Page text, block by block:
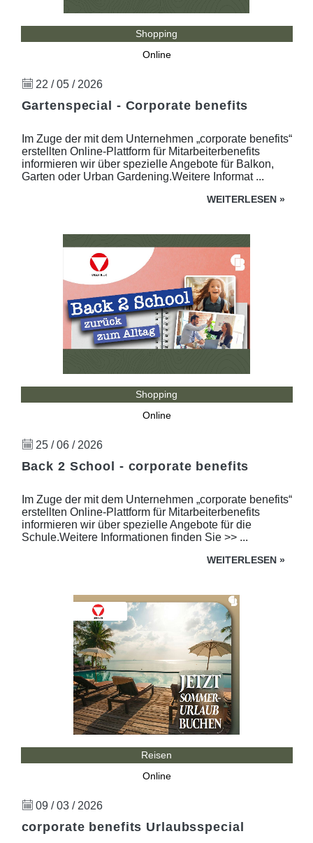
Shopping
Online
22 / 05 / 2026
Gartenspecial - Corporate benefits
Im Zuge der mit dem Unternehmen „corporate benefits“
erstellten Online-Plattform für Mitarbeiterbenefits
informieren wir über spezielle Angebote für Balkon,
Garten oder Urban Gardening.Weitere Informat ...
WEITERLESEN »
Shopping
Online
25 / 06 / 2026
Back 2 School - corporate benefits
Im Zuge der mit dem Unternehmen „corporate benefits“
erstellten Online-Plattform für Mitarbeiterbenefits
informieren wir über spezielle Angebote für die
Schule.Weitere Informationen finden Sie >> ...
WEITERLESEN »
Reisen
Online
09 / 03 / 2026
corporate benefits Urlaubsspecial